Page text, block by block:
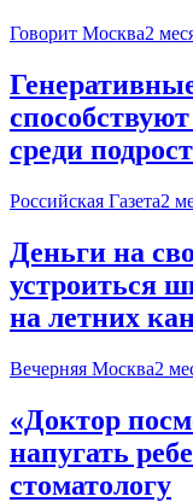
Говорит Москва2
среди
Российская Газета2
Деньги на
устроиться
на летних
Вечерняя Москва2
«Доктор
напугать
стоматологу